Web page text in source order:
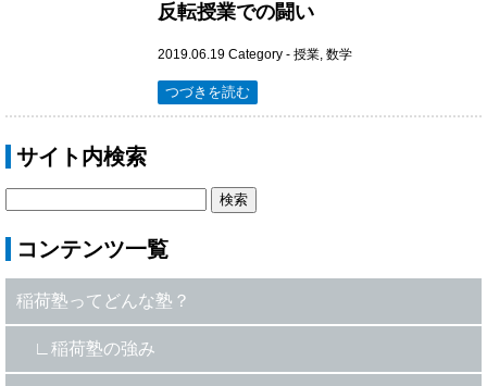
反転授業での闘い
2019.06.19 Category - 授業, 数学
つづきを読む
サイト内検索
コンテンツ一覧
稲荷塾ってどんな塾？
稲荷塾の強み